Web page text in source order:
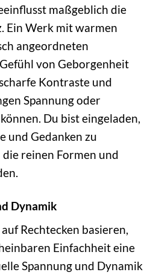
maßgeblich die
Ein Werk mit warmen
angeordneten
von Geborgenheit
Kontraste und
Spannung oder
Du bist eingeladen,
und Gedanken zu
reinen Formen und
Dynamik
Rechtecken basieren,
Einfachheit eine
Spannung und Dynamik